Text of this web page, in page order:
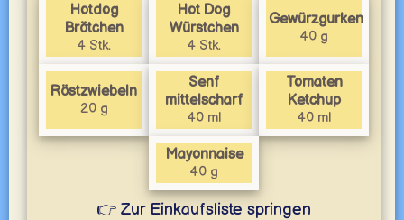
Hotdog
Brötchen
4 Stk.
Hot Dog
Würstchen
4 Stk.
Gewürzgurken
40 g
Röstzwiebeln
20 g
Senf
mittelscharf
40 ml
Tomaten
Ketchup
40 ml
Mayonnaise
40 g
👉 Zur Einkaufsliste springen